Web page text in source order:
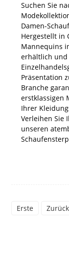
Suchen Sie
Damen-
Hergestellt in
Mannequins
erhältlich
Präsentation
Branche
erstklassigen
Ihrer
Verleihen Sie
unseren
Erste Zurück